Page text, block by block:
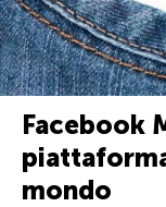
Facebook
mondo